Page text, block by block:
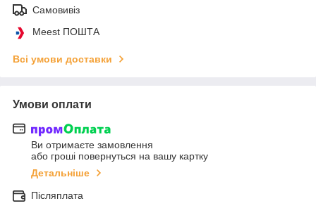
Самовивіз
Meest ПОШТА
Всі умови доставки
Умови оплати
Ви отримаєте замовлення
або гроші повернуться на вашу картку
Детальніше
Післяплата